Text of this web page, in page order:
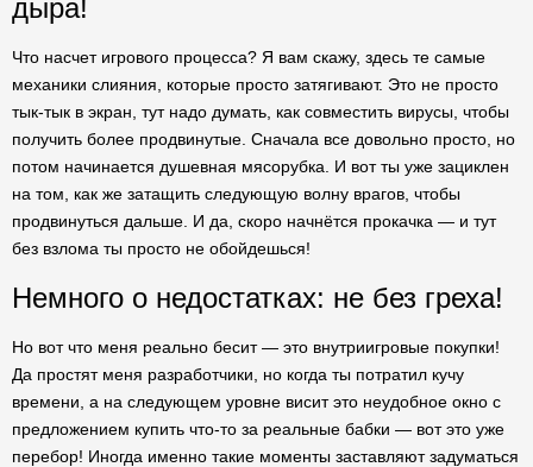
дыра!
Что насчет игрового процесса? Я вам скажу, здесь те самые
механики слияния, которые просто затягивают. Это не просто
тык-тык в экран, тут надо думать, как совместить вирусы, чтобы
получить более продвинутые. Сначала все довольно просто, но
потом начинается душевная мясорубка. И вот ты уже зациклен
на том, как же затащить следующую волну врагов, чтобы
продвинуться дальше. И да, скоро начнётся прокачка — и тут
без взлома ты просто не обойдешься!
Немного о недостатках: не без греха!
Но вот что меня реально бесит — это внутриигровые покупки!
Да простят меня разработчики, но когда ты потратил кучу
времени, а на следующем уровне висит это неудобное окно с
предложением купить что-то за реальные бабки — вот это уже
перебор! Иногда именно такие моменты заставляют задуматься